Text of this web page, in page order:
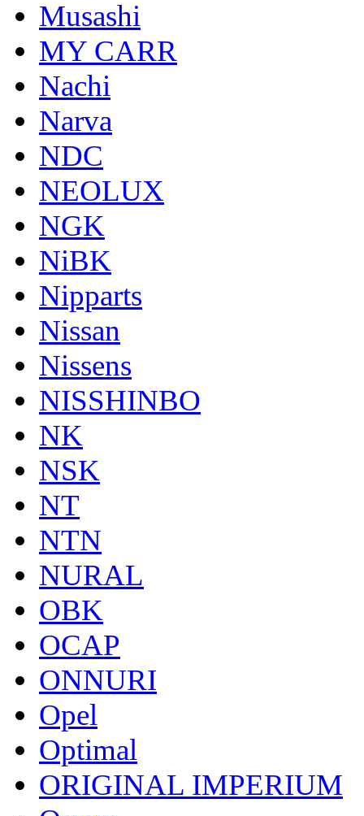
Musashi
MY CARR
Nachi
Narva
NDC
NEOLUX
NGK
NiBK
Nipparts
Nissan
Nissens
NISSHINBO
NK
NSK
NT
NTN
NURAL
OBK
OCAP
ONNURI
Opel
Optimal
ORIGINAL IMPERIUM